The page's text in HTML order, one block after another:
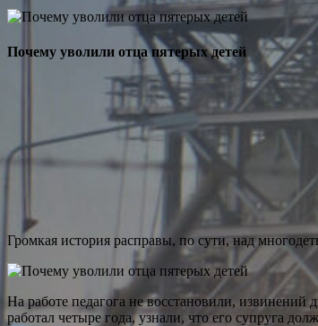
Почему уволили отца пятерых детей
Громкая история расправы, по сути, над
На работе педагога не восстановили,
работал четыре года, узнали, что его супруга